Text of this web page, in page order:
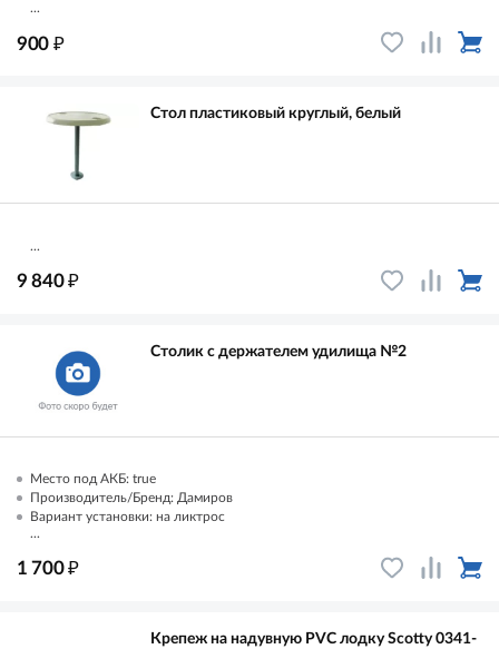
...
900 ₽
Стол пластиковый круглый, белый
...
9 840₽
Столик с держателем удилища №2
Место под АКБ: true
Производитель/Бренд: Дамиров
Вариант установки: на ликтрос
...
1 700₽
Крепеж на надувную PVC лодку Scotty 0341-